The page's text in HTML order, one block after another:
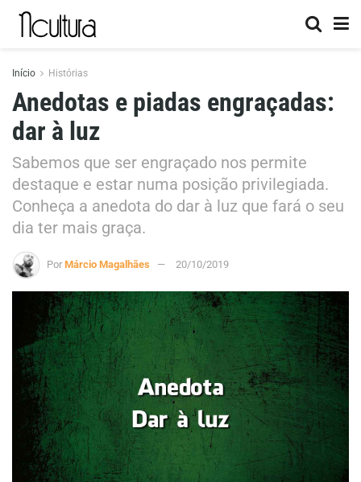
Início Histórias
Anedotas e piadas engraçadas:
dar à luz
Sabemos que ser engraçado nos permite
destaque e estar numa posição privilegiada.
Conheça a anedota do dar à luz que fará o seu
dia ter mais graça.
Por Márcio Magalhães 20/10/2019